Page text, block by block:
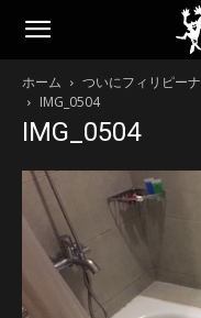
ホーム
ついにフィリピー
IMG_0504
IMG_0504